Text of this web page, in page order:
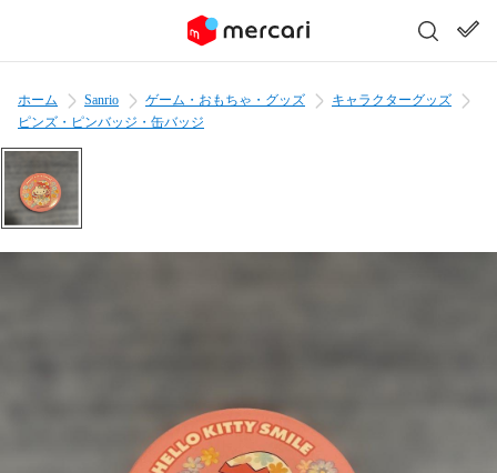
ホーム Sanrio ゲーム・おもちゃ・グッズ
キャラクターグッズ
ピンズ・ピンバッジ・缶バッジ